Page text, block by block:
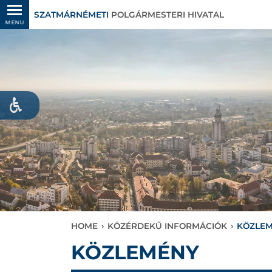
MENU
SZATMÁRNÉMETI POLGÁRMESTERI HIVATAL
HOME › KÖZÉRDEKŰ INFORMÁCIÓK ›
KÖZLEMÉNY